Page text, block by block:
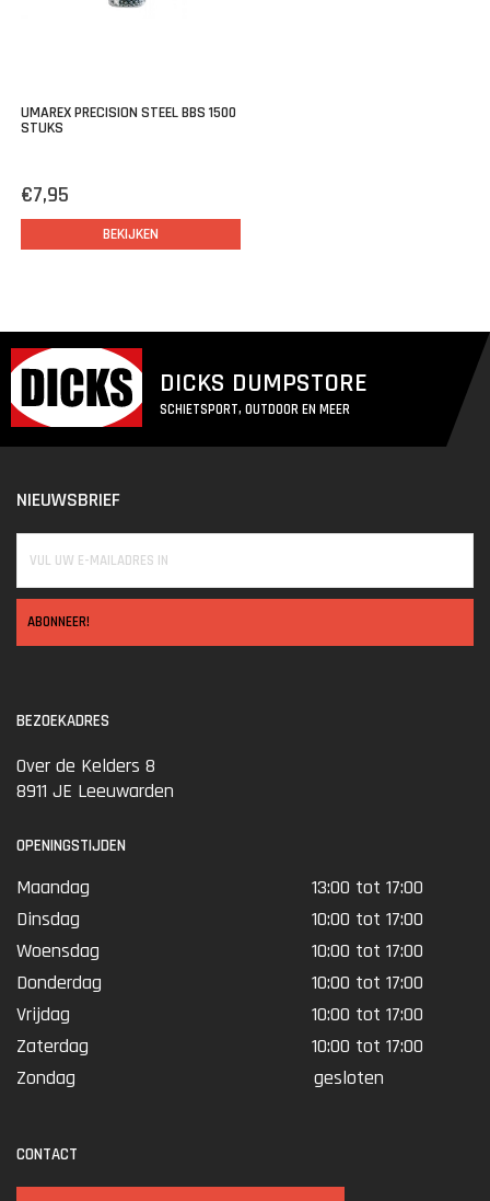
UMAREX PRECISION STEEL BBS 1500
STUKS
€7,95
BEKIJKEN
DICKS DUMPSTORE
SCHIETSPORT, OUTDOOR EN MEER
NIEUWSBRIEF
ABONNEER!
BEZOEKADRES
Over de Kelders 8
8911 JE Leeuwarden
OPENINGSTIJDEN
Maandag
13:00 tot 17:00
Dinsdag
10:00 tot 17:00
Woensdag
10:00 tot 17:00
Donderdag
10:00 tot 17:00
Vrijdag
10:00 tot 17:00
Zaterdag
10:00 tot 17:00
Zondag
gesloten
CONTACT